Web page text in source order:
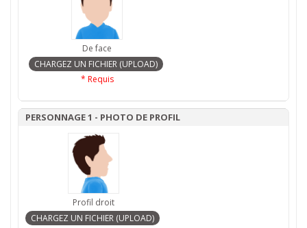
De face
* Requis
PERSONNAGE 1 - PHOTO DE PROFIL
Profil droit